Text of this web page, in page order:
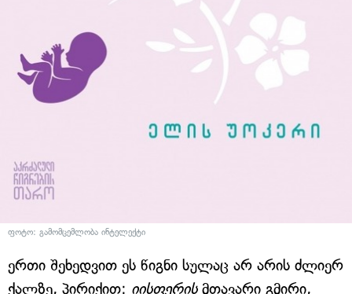
ფოტო: გამომცემლობა ინტელექტი
ერთი შეხედვით ეს წიგნი სულაც არ არის ძლიერ
ქალზე, პირიქით: იისფერისმთავარი გმირი,